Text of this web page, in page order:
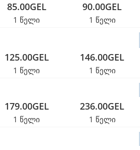
85.00GEL
1 წელი
90.00GEL
1 წელი
125.00GEL
1 წელი
146.00GEL
1 წელი
179.00GEL
1 წელი
236.00GEL
1 წელი